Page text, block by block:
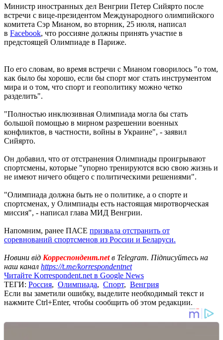
Министр иностранных дел Венгрии Петер Сийярто после
встречи с вице-президентом Международного олимпийского
комитета Сэр Мианом, во вторник, 25 июля, написал
в Facebook, что россияне должны принять участие в
предстоящей Олимпиаде в Париже.
По его словам, во время встречи с Мианом говорилось "о том,
как было бы хорошо, если бы спорт мог стать инструментом
мира и о том, что спорт и геополитику можно четко
разделить".
"Полностью инклюзивная Олимпиада могла бы стать
большой помощью в мирном разрешении военных
конфликтов, в частности, войны в Украине", - заявил
Сийярто.
Он добавил, что от отстранения Олимпиады проигрывают
спортсмены, которые "упорно тренируются всю свою жизнь и
не имеют ничего общего с политическими решениями".
"Олимпиада должна быть не о политике, а о спорте и
спортсменах, у Олимпиады есть настоящая миротворческая
миссия", - написал глава МИД Венгрии.
Напомним, ранее ПАСЕ призвала отстранить от
соревнований спортсменов из России и Беларуси.
Новини від Корреспондент.netв Telegram. Підписуйтесь на
наш канал https://t.me/korrespondentnet
Читайте Korrespondent.net в Google News
ТЕГИ: Россия, Олимпиада, Спорт, Венгрия
Если вы заметили ошибку, выделите необходимый текст и
нажмите Ctrl+Enter, чтобы сообщить об этом редакции.